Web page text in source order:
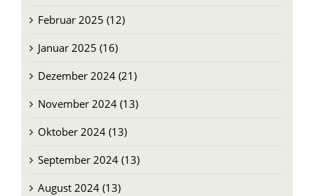
Februar 2025 (12)
Januar 2025 (16)
Dezember 2024 (21)
November 2024 (13)
Oktober 2024 (13)
September 2024 (13)
August 2024 (13)